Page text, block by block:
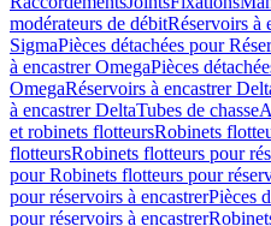
modérateurs de débitRéservoirs à
SigmaPièces détachées pour
à encastrer OmegaPièces
OmegaRéservoirs à encastrer
à encastrer DeltaTubes de chasse
et robinets flotteursRobinets
flotteursRobinets flotteurs pour
pour Robinets flotteurs pour
pour réservoirs à encastrerPièces
pour réservoirs à encastrer